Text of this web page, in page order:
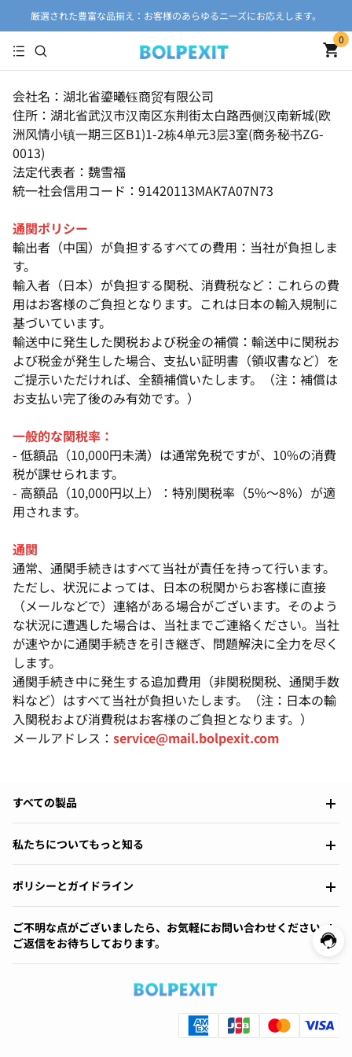
厳選された豊富な品揃え：お客様のあらゆるニーズにお応えします。
0
会社名：湖北省鎏曦钰商贸有限公司
住所：湖北省武汉市汉南区东荆街太白路西侧汉南新城(欧
洲风情小镇一期三区B1)1-2栋4单元3层3室(商务秘书ZG-
0013)
法定代表者：魏雪福
統一社会信用コード：91420113MAK7A07N73
通関ポリシー
輸出者（中国）が負担するすべての費用：当社が負担しま
す。
輸入者（日本）が負担する関税、消費税など：これらの費
用はお客様のご負担となります。これは日本の輸入規制に
基づいています。
輸送中に発生した関税および税金の補償：輸送中に​​関税お
よび税金が発生した場合、支払い証明書（領収書など）を
ご提示いただければ、全額補償いたします。（注：補償は
お支払い完了後のみ有効です。）
一般的な関税率：
- 低額品（10,000円未満）は通常免税ですが、10%の消費
税が課せられます。
- 高額品（10,000円以上）：特別関税率（5%～8%）が適
用されます。
通関
通常、通関手続きはすべて当社が責任を持って行います。
ただし、状況によっては、日本の税関からお客様に直接
（メールなどで）連絡がある場合がございます。そのよう
な状況に遭遇した場合は、当社までご連絡ください。当社
が速やかに通関手続きを引き継ぎ、問題解決に全力を尽く
します。
通関手続き中に発生する追加費用（非関税関税、通関手数
料など）はすべて当社が負担いたします。（注：日本の輸
入関税および消費税はお客様のご負担となります。）
メールアドレス： service@mail.bolpexit.com
すべての製品
私たちについてもっと知る
ポリシーとガイドライン
ご不明な点がございましたら、お気軽にお問い合わせください。
ご返信をお待ちしております。